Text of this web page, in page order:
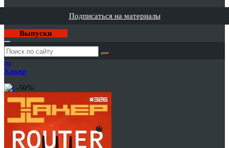
Подписаться на материалы
Выпуски
Годовая
подписка
на
Хакер
-50%